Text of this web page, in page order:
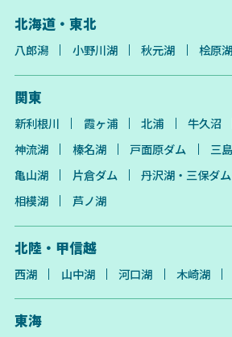
北海道・東北
八郎潟 小野川湖 秋元湖 桧原湖
関東
新利根川 霞ヶ浦 北浦 牛久沼
神流湖
榛名湖 戸面原ダム 三
亀山湖
片倉ダム 丹沢湖・三保ダム
相模湖
芦ノ湖
北陸・甲信越
西湖 山中湖 河口湖 木崎湖
東海